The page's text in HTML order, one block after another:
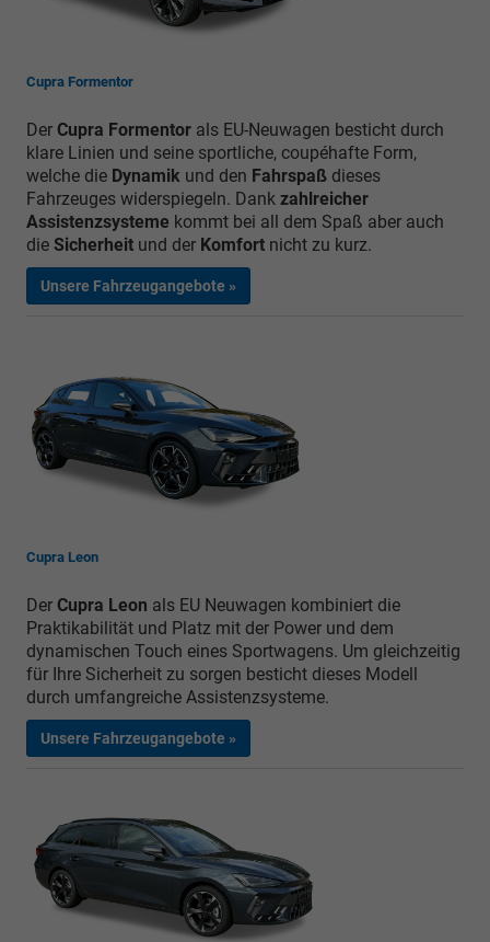
Cupra Formentor
Der Cupra Formentor als EU-Neuwagen besticht durch
klare Linien und seine sportliche, coupéhafte Form,
welche die Dynamik und den Fahrspaß dieses
Fahrzeuges widerspiegeln. Dank zahlreicher
Assistenzsysteme kommt bei all dem Spaß aber auch
die Sicherheit und der Komfort nicht zu kurz.
Unsere Fahrzeugangebote »
Cupra Leon
Der Cupra Leon als EU Neuwagen kombiniert die
Praktikabilität und Platz mit der Power und dem
dynamischen Touch eines Sportwagens. Um gleichzeitig
für Ihre Sicherheit zu sorgen besticht dieses Modell
durch umfangreiche Assistenzsysteme.
Unsere Fahrzeugangebote »